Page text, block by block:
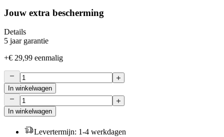
Jouw extra bescherming
Details
5 jaar garantie
+€ 29,99 eenmalig
In winkelwagen
In winkelwagen
Levertermijn: 1-4 werkdagen